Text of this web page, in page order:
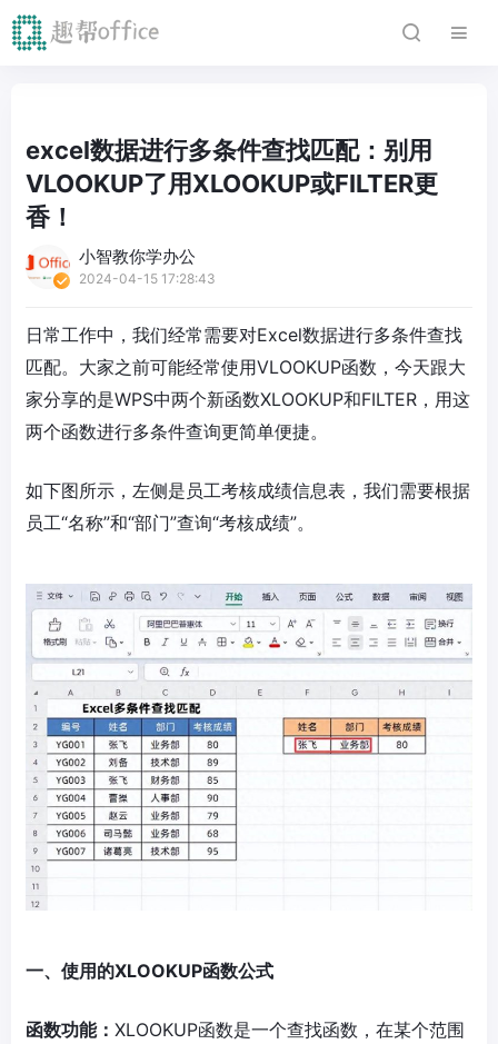
excel数据进行多条件查找匹配：别用
VLOOKUP了用XLOOKUP或FILTER更
香！
小智教你学办公
2024-04-15 17:28:43
日常工作中，我们经常需要对Excel数据进行多条件查找
匹配。大家之前可能经常使用VLOOKUP函数，今天跟大
家分享的是WPS中两个新函数XLOOKUP和FILTER，用这
两个函数进行多条件查询更简单便捷。
如下图所示，左侧是员工考核成绩信息表，我们需要根据
员工“名称”和“部门”查询“考核成绩”。
一、使用的XLOOKUP函数公式
函数功能： XLOOKUP函数是一个查找函数，在某个范围